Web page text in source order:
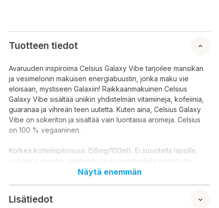
Tuotteen tiedot
Avaruuden inspiroima Celsius Galaxy Vibe tarjoilee mansikan
ja vesimelonin makuisen energiabuustin, jonka maku vie
eloisaan, mystiseen Galaxiin! Raikkaanmakuinen Celsius
Galaxy Vibe sisältää uniikin yhdistelmän vitamiineja, kofeiinia,
guaranaa ja vihreän teen uutetta. Kuten aina, Celsius Galaxy
Vibe on sokeriton ja sisältää vain luontaisia aromeja. Celsius
on 100 % vegaaninen.
Korkea kofeiinipitoisuus (56mg/100ml). Ei suositella lapsille,
raskaana oleville, imettäville tai kofeiiniherkille henkilöille.
suojattuna.
Näytä enemmän
Lisätiedot